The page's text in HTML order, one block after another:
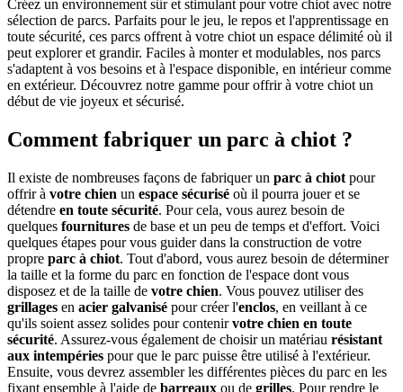
Créez un environnement sûr et stimulant pour votre chiot avec notre
sélection de parcs. Parfaits pour le jeu, le repos et l'apprentissage en
toute sécurité, ces parcs offrent à votre chiot un espace délimité où il
peut explorer et grandir. Faciles à monter et modulables, nos parcs
s'adaptent à vos besoins et à l'espace disponible, en intérieur comme
en extérieur. Découvrez notre gamme pour offrir à votre chiot un
début de vie joyeux et sécurisé.
Comment fabriquer un parc à chiot ?
Il existe de nombreuses façons de fabriquer un parc à chiot pour
offrir à votre chien un espace sécurisé où il pourra jouer et se
détendre en toute sécurité. Pour cela, vous aurez besoin de
quelques fournitures de base et un peu de temps et d'effort. Voici
quelques étapes pour vous guider dans la construction de votre
propre parc à chiot. Tout d'abord, vous aurez besoin de déterminer
la taille et la forme du parc en fonction de l'espace dont vous
disposez et de la taille de votre chien. Vous pouvez utiliser des
grillages en acier galvanisé pour créer l'enclos, en veillant à ce
qu'ils soient assez solides pour contenirvotre chien en toute
sécurité. Assurez-vous également de choisir un matériau résistant
aux intempéries pour que le parc puisse être utilisé à l'extérieur.
Ensuite, vous devrez assembler les différentes pièces du parc en les
fixant ensemble à l'aide de barreaux ou de grilles. Pour rendre le